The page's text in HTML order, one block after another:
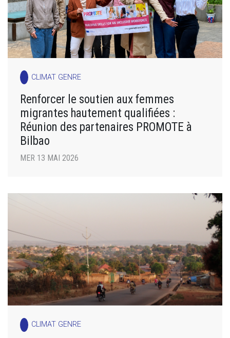
CLIMAT GENRE
Renforcer le soutien aux femmes
migrantes hautement qualifiées :
Réunion des partenaires PROMOTE à
Bilbao
MER 13 MAI 2026
CLIMAT GENRE